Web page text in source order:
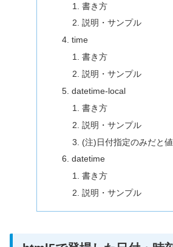
書き方
説明・サンプル
time
書き方
説明・サンプル
datetime-local
書き方
説明・サンプル
(注)日付指定のみだと
datetime
書き方
説明・サンプル